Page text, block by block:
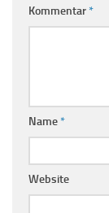
Kommentar*
Name*
Website